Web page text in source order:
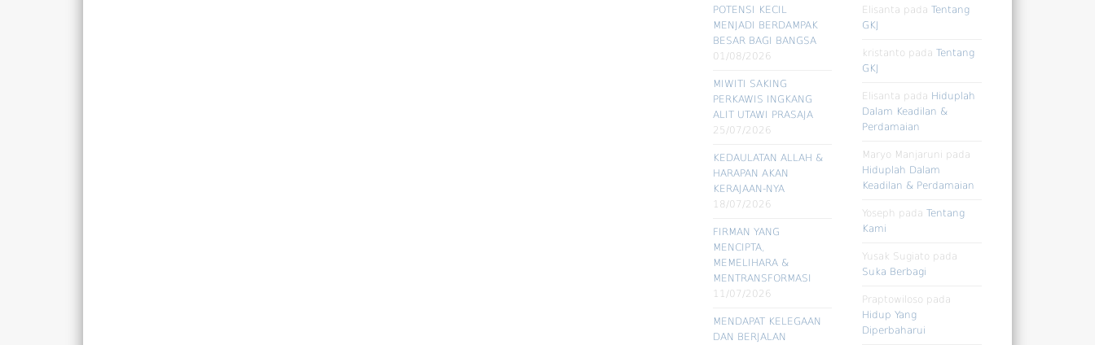
POTENSI KECIL
MENJADI BERDAMPAK
BESAR BAGI BANGSA
01/08/2026
MIWITI SAKING
PERKAWIS INGKANG
ALIT UTAWI PRASAJA
25/07/2026
KEDAULATAN ALLAH &
HARAPAN AKAN
KERAJAAN-NYA
18/07/2026
FIRMAN YANG
MENCIPTA,
MEMELIHARA &
MENTRANSFORMASI
11/07/2026
MENDAPAT KELEGAAN
DAN BERJALAN
Elisanta pada Tentang
GKJ
kristanto pada Tentang
GKJ
Elisanta pada Hiduplah
Dalam Keadilan &
Perdamaian
Maryo Manjaruni pada
Hiduplah Dalam
Keadilan & Perdamaian
Yoseph pada Tentang
Kami
Yusak Sugiato pada
Suka Berbagi
Praptowiloso pada
Hidup Yang
Diperbaharui